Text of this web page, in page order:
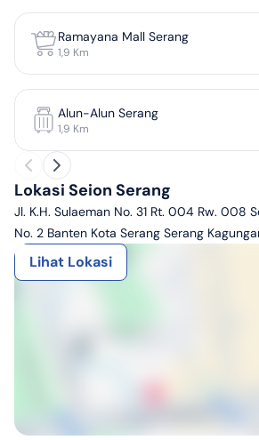
Ramayana Mall Serang
1,9 Km
Alun-Alun Serang
1,9 Km
Lokasi Seion Serang
Jl. K.H. Sulaeman No. 31 Rt. 004 Rw. 008
No. 2 Banten Kota Serang Serang
Lihat Lokasi